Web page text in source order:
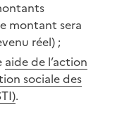
montant sera
réel) ;
aide de l’action
sociale des
.